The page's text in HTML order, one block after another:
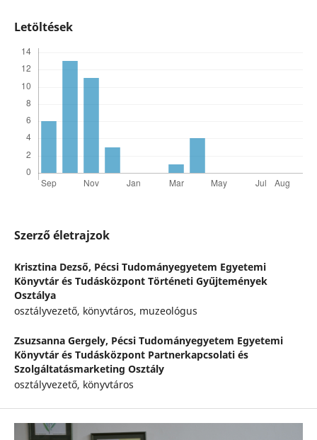
Letöltések
Szerző életrajzok
Krisztina Dezső, Pécsi Tudományegyetem Egyetemi
Könyvtár és Tudásközpont Történeti Gyűjtemények
Osztálya
osztályvezető, könyvtáros, muzeológus
Zsuzsanna Gergely, Pécsi Tudományegyetem Egyetemi
Könyvtár és Tudásközpont Partnerkapcsolati és
Szolgáltatásmarketing Osztály
osztályvezető, könyvtáros